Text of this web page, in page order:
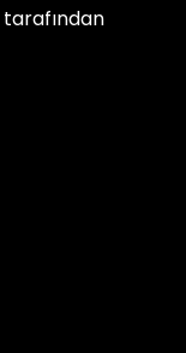
tarafından